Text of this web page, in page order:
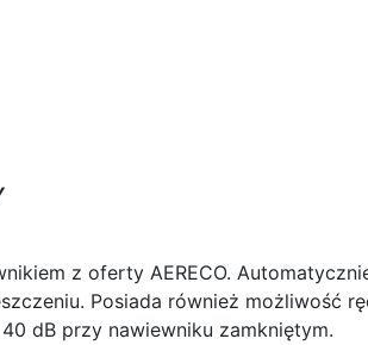
z oferty AERECO.
Posiada również możliwość
dB przy nawiewniku zamkniętym.